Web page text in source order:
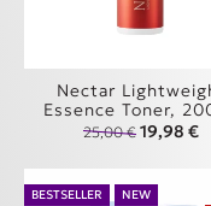
Nectar
Essence Toner,
25,00€ Original
19,98 €Η
BESTSELLER NEW